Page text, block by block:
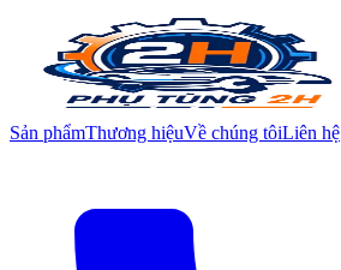
Sản phẩmThương hiệuVề chúng tôiLiên hệ